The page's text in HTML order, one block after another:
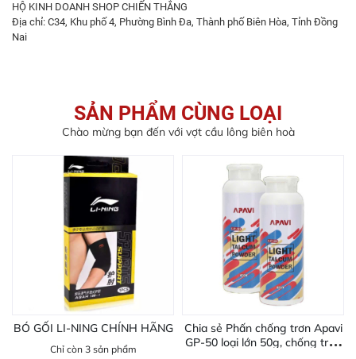
HỘ KINH DOANH SHOP CHIẾN THẮNG
Địa chỉ: C34, Khu phố 4, Phường Bình Đa, Thành phố Biên Hòa, Tỉnh Đồng
Nai
SẢN PHẨM CÙNG LOẠI
Chào mừng bạn đến với vợt cầu lông biên hoà
BÓ GỐI LI-NING CHÍNH HÃNG
Chỉ còn 3 sản phẩm
Chia sẻ Phấn chống trơn Apavi
GP-50 loại lớn 50g, chống trơn